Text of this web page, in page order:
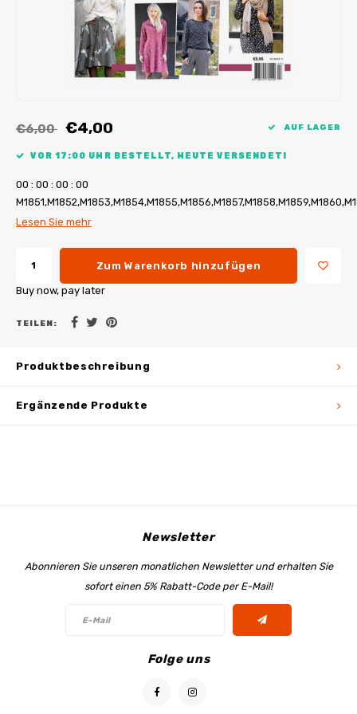
My Image Tutorials
My Image Korrekturen
B-Trendy Korrekturen
Applikationen
Ebook Plotservice
€6,00 €4,00 AUF LAGER
VOR 17:00 UHR BESTELLT, HEUTE VERSENDET!
00 : 00 : 00 : 00
Lesen Sie mehr
Zum Warenkorb hinzufügen
Buy now, pay later
TEILEN:
Produktbeschreibung
Ergänzende Produkte
Newsletter
Abonnieren Sie unseren monatlichen Newsletter und erhalten Sie
sofort einen 5% Rabatt-Code per E-Mail!
Folge uns